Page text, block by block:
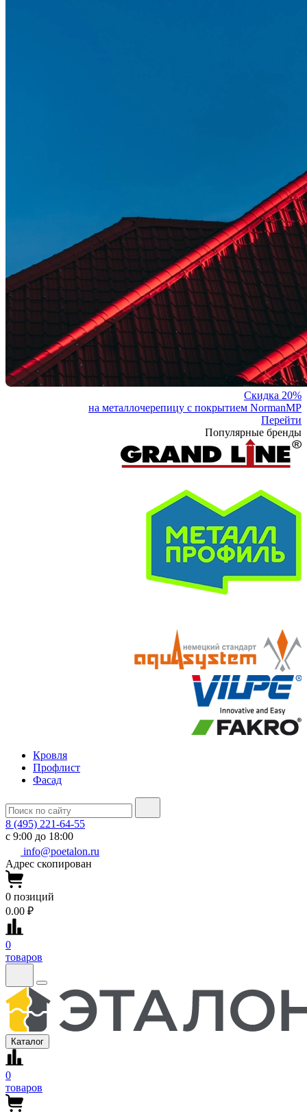
Скидка 20%
на металлочерепицу с покрытием NormanMP
Перейти
Популярные бренды
Кровля
Профлист
Фасад
8 (495) 221-64-55
с 9:00 до 18:00
info@poetalon.ru
Адрес скопирован
0 позиций
0.00 ₽
0
товаров
Каталог
0
товаров